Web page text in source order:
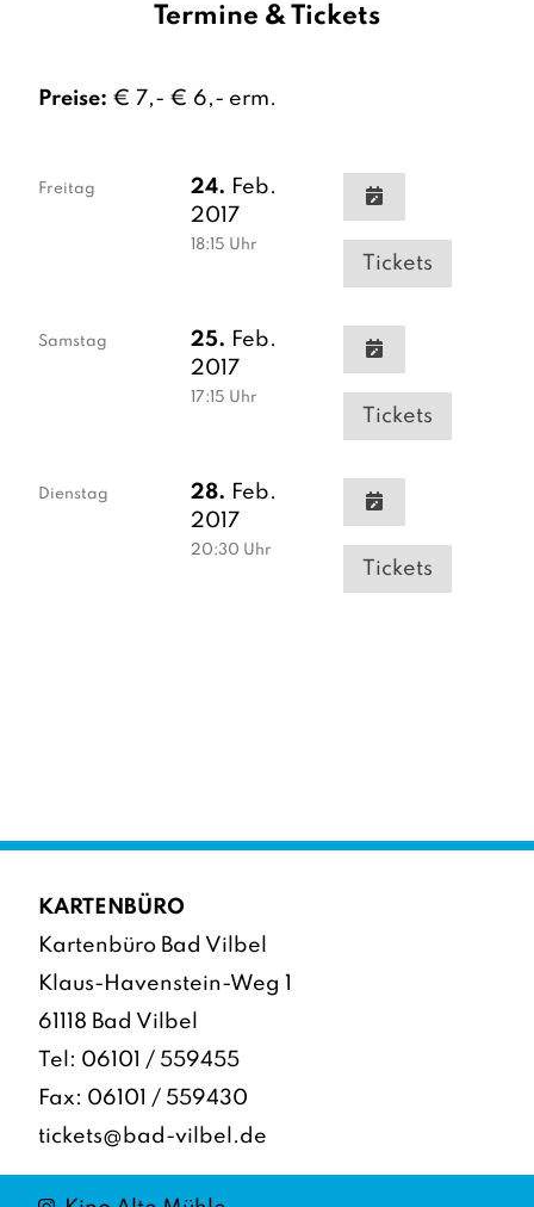
Termine & Tickets
Preise: € 7,- € 6,- erm.
Freitag 24. Feb.
2017
18:15 Uhr
Tickets
Samstag 25. Feb.
2017
17:15 Uhr
Tickets
Dienstag 28. Feb.
2017
20:30 Uhr
Tickets
KARTENBÜRO
Kartenbüro Bad Vilbel
Klaus-Havenstein-Weg 1
61118 Bad Vilbel
Tel: 06101 / 559455
Fax: 06101 / 559430
tickets@bad-vilbel.de